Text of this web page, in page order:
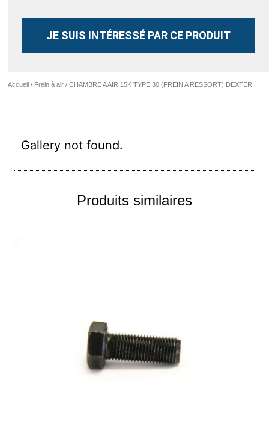
Accueil / Frein à air / CHAMBRE A AIR 15K TYPE 30 (FREIN A RESSORT) DEXTER
Gallery not found.
JE SUIS INTÉRESSÉ PAR CE PRODUIT
Produits similaires